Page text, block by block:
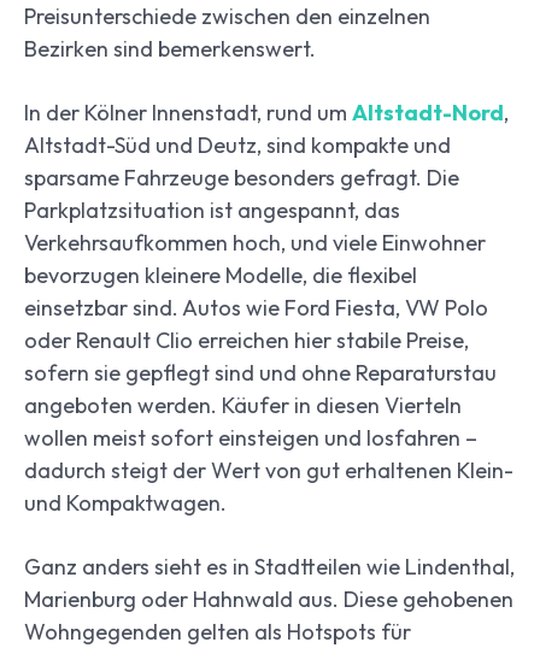
Preisunterschiede zwischen den einzelnen
Bezirken sind bemerkenswert.
In der Kölner Innenstadt, rund um Altstadt-Nord,
Altstadt-Süd und Deutz, sind kompakte und
sparsame Fahrzeuge besonders gefragt. Die
Parkplatzsituation ist angespannt, das
Verkehrsaufkommen hoch, und viele Einwohner
bevorzugen kleinere Modelle, die flexibel
einsetzbar sind. Autos wie Ford Fiesta, VW Polo
oder Renault Clio erreichen hier stabile Preise,
sofern sie gepflegt sind und ohne Reparaturstau
angeboten werden. Käufer in diesen Vierteln
wollen meist sofort einsteigen und losfahren –
dadurch steigt der Wert von gut erhaltenen Klein-
und Kompaktwagen.
Ganz anders sieht es in Stadtteilen wie Lindenthal,
Marienburg oder Hahnwald aus. Diese gehobenen
Wohngegenden gelten als Hotspots für